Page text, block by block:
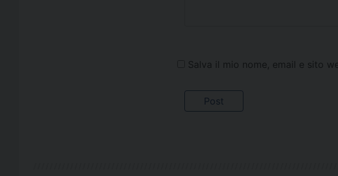
Salva il mio nome, email e sito